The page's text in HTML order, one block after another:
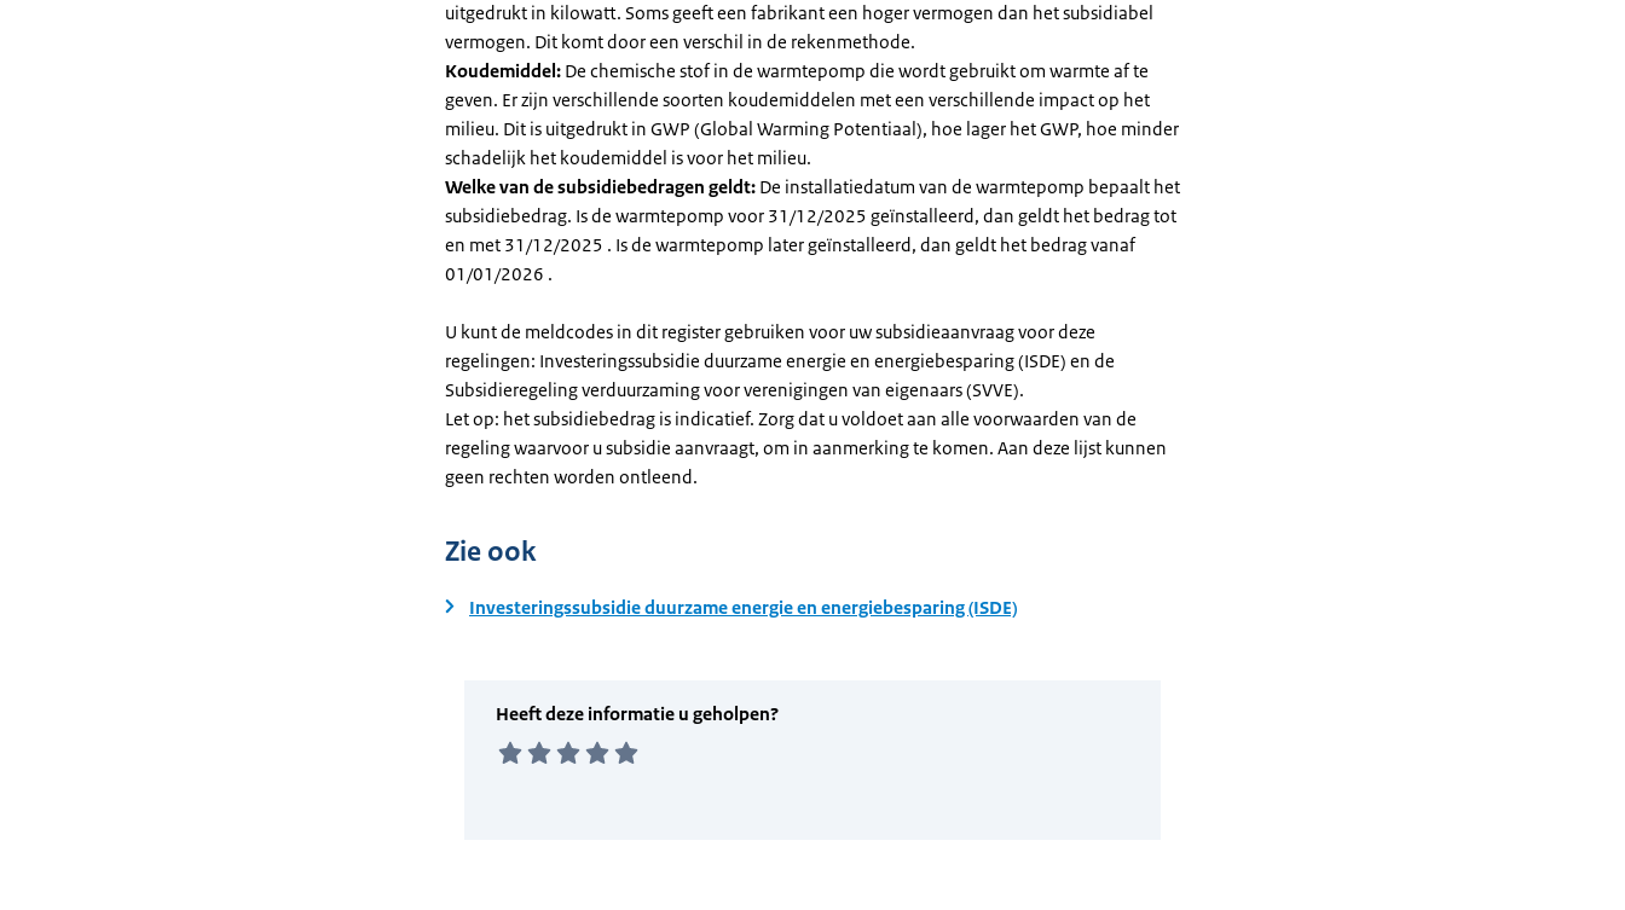
uitgedrukt in kilowatt. Soms geeft een fabrikant een hoger vermogen dan het subsidiabel
vermogen. Dit komt door een verschil in de rekenmethode.
Koudemiddel: De chemische stof in de warmtepomp die wordt gebruikt om warmte af te
geven. Er zijn verschillende soorten koudemiddelen met een verschillende impact op het
milieu. Dit is uitgedrukt in GWP (Global Warming Potentiaal), hoe lager het GWP, hoe minder
schadelijk het koudemiddel is voor het milieu.
Welke van de subsidiebedragen geldt: De installatiedatum van de warmtepomp bepaalt het
subsidiebedrag. Is de warmtepomp voor 31/12/2025 geïnstalleerd, dan geldt het bedrag tot
en met 31/12/2025 . Is de warmtepomp later geïnstalleerd, dan geldt het bedrag vanaf
01/01/2026 .
U kunt de meldcodes in dit register gebruiken voor uw subsidieaanvraag voor deze
regelingen: Investeringssubsidie duurzame energie en energiebesparing (ISDE) en de
Subsidieregeling verduurzaming voor verenigingen van eigenaars (SVVE).
Let op: het subsidiebedrag is indicatief. Zorg dat u voldoet aan alle voorwaarden van de
regeling waarvoor u subsidie aanvraagt, om in aanmerking te komen. Aan deze lijst kunnen
geen rechten worden ontleend.
Zie ook
Investeringssubsidie duurzame energie en energiebesparing (ISDE)